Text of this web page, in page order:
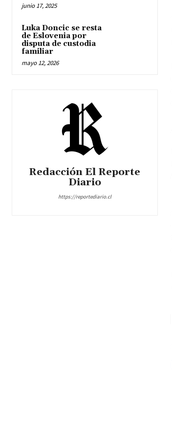
junio 17, 2025
Luka Doncic se resta
de Eslovenia por
disputa de custodia
familiar
mayo 12, 2026
Redacción El Reporte
Diario
https://reportediario.cl